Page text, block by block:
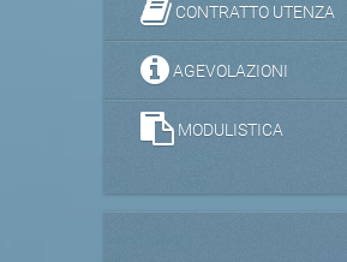
CONTRATTO UTENZA
AGEVOLAZIONI
MODULISTICA